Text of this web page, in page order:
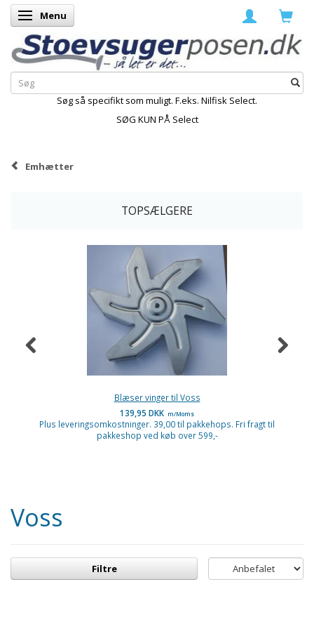
Skifte navigation
Menu
Søg så specifikt som muligt. F.eks. Nilfisk Select.
SØG KUN PÅ Select
Emhætter
TOPSÆLGERE
Blæser vinger til Voss
139,95 DKK m/Moms
Plus leveringsomkostninger. 39,00 til pakkehops. Fri fragt til
pakkeshop ved køb over 599,-
Voss
Filtre